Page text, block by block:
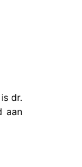
dr.
aan